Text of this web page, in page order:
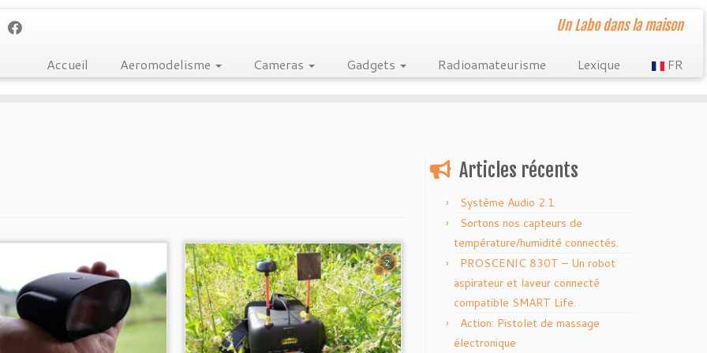
Un Labo dans la maison
Accueil Aeromodelisme Cameras Gadgets Radioamateurisme Lexique FR
2
Articles récents
Système Audio 2.1
Sortons nos capteurs de
température/humidité connectés.
PROSCENIC 830T – Un robot
aspirateur et laveur connecté
compatible SMART Life.
Action: Pistolet de massage
électronique